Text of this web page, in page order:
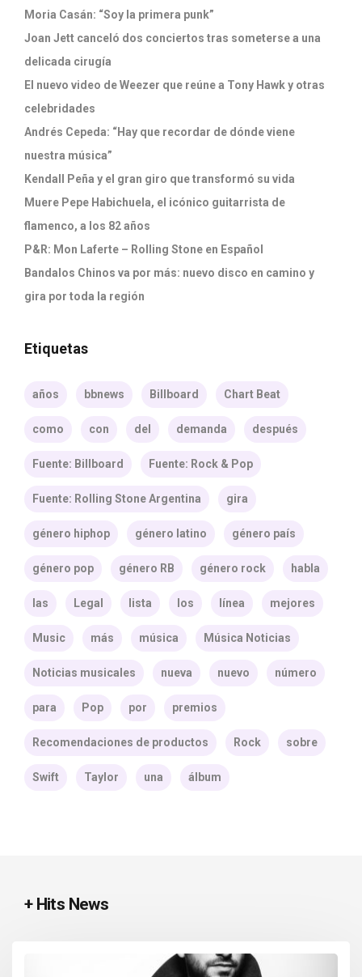
Moria Casán: “Soy la primera punk”
Joan Jett canceló dos conciertos tras someterse a una
delicada cirugía
El nuevo video de Weezer que reúne a Tony Hawk y otras
celebridades
Andrés Cepeda: “Hay que recordar de dónde viene
nuestra música”
Kendall Peña y el gran giro que transformó su vida
Muere Pepe Habichuela, el icónico guitarrista de
flamenco, a los 82 años
P&R: Mon Laferte – Rolling Stone en Español
Bandalos Chinos va por más: nuevo disco en camino y
gira por toda la región
Etiquetas
años bbnews Billboard Chart Beat
como con del demanda después
Fuente: Billboard Fuente: Rock & Pop
Fuente: Rolling Stone Argentina gira
género hiphop género latino género país
género pop género RB género rock habla
las Legal lista los línea mejores
Music más música Música Noticias
Noticias musicales nueva nuevo número
para Pop por premios
Recomendaciones de productos Rock sobre
Swift Taylor una álbum
+ Hits News